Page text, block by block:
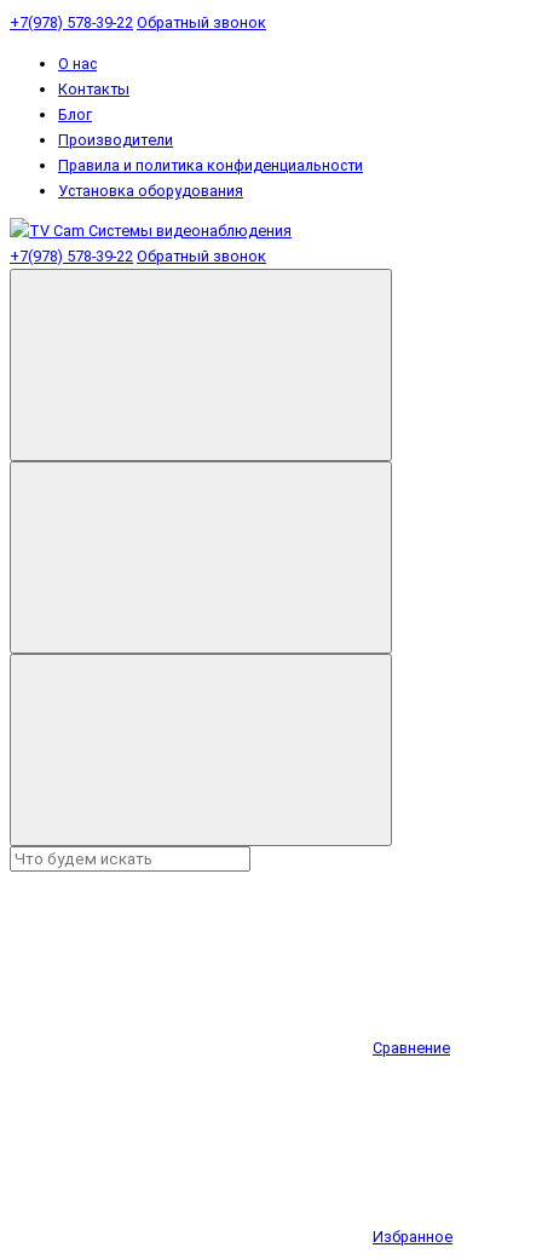
+7(978) 578-39-22 Обратный звонок
О нас
Контакты
Блог
Производители
Правила и политика конфиденциальности
Установка оборудования
+7(978) 578-39-22 Обратный звонок
Сравнение
Избранное